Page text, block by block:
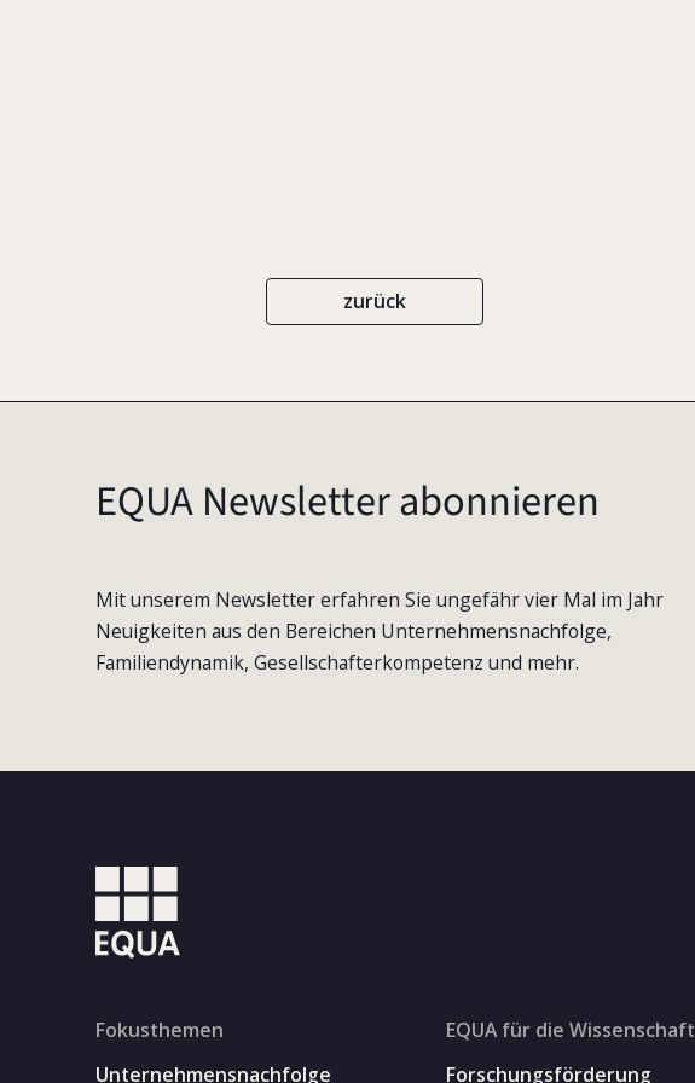
zurück
EQUA Newsletter abonnieren
Mit unserem Newsletter erfahren Sie ungefähr vier Mal im Jahr
Neuigkeiten aus den Bereichen Unternehmensnachfolge,
Familiendynamik, Gesellschafterkompetenz und mehr.
Fokusthemen
Unternehmensnachfolge
EQUA für die Wissenschaft
Forschungsförderung